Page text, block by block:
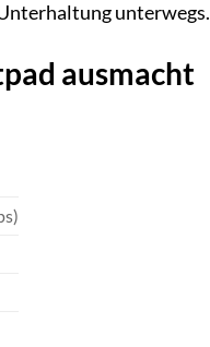
unterwegs.
ausmacht